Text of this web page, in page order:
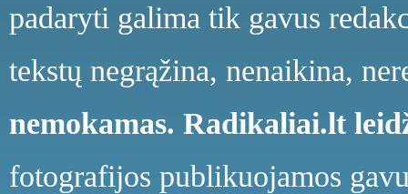
padaryti galima tik gavus
tekstų negrąžina, nenaikina,
nemokamas. Radikaliai.lt
fotografijos publikuojamos